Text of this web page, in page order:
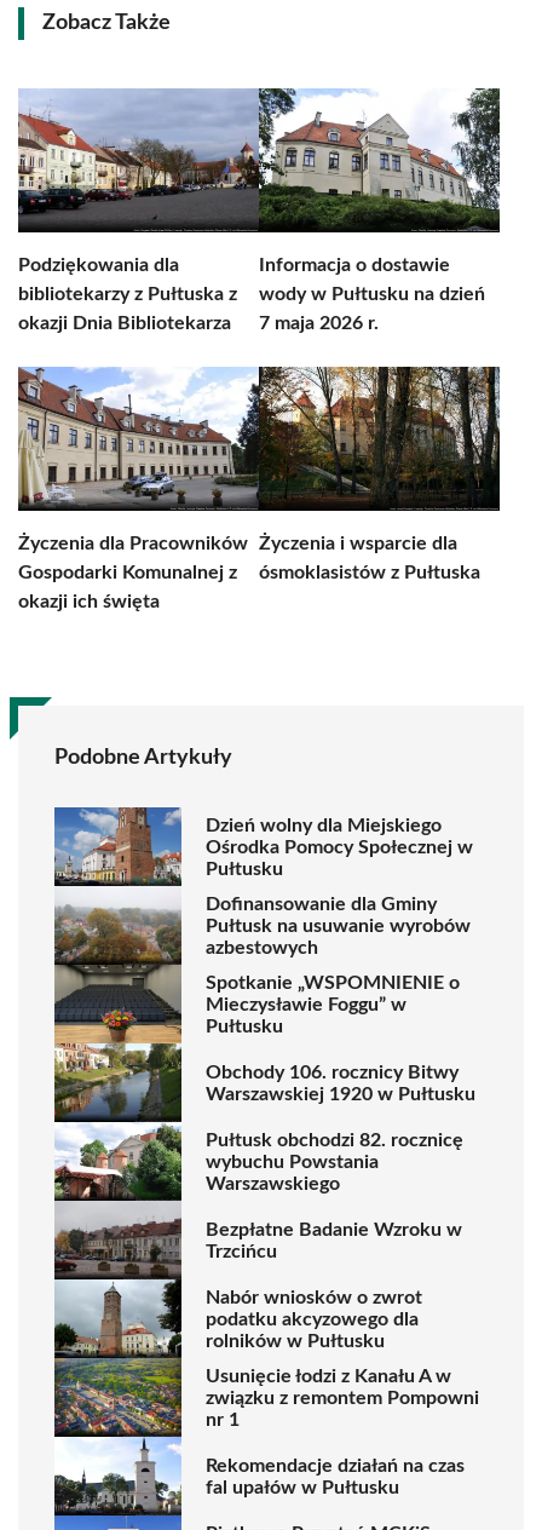
Zobacz Także
Podziękowania dla
bibliotekarzy z Pułtuska z
okazji Dnia Bibliotekarza
Informacja o dostawie
wody w Pułtusku na dzień
7 maja 2026 r.
Życzenia dla Pracowników
Gospodarki Komunalnej z
okazji ich święta
Życzenia i wsparcie dla
ósmoklasistów z Pułtuska
Podobne Artykuły
Dzień wolny dla Miejskiego
Ośrodka Pomocy Społecznej w
Pułtusku
Dofinansowanie dla Gminy
Pułtusk na usuwanie wyrobów
azbestowych
Spotkanie „WSPOMNIENIE o
Mieczysławie Foggu” w
Pułtusku
Obchody 106. rocznicy Bitwy
Warszawskiej 1920 w Pułtusku
Pułtusk obchodzi 82. rocznicę
wybuchu Powstania
Warszawskiego
Bezpłatne Badanie Wzroku w
Trzcińcu
Nabór wniosków o zwrot
podatku akcyzowego dla
rolników w Pułtusku
Usunięcie łodzi z Kanału A w
związku z remontem Pompowni
nr 1
Rekomendacje działań na czas
fal upałów w Pułtusku